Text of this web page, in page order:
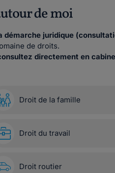
de moi
démarche juridique
de droits.
directement en
Droit de la famille
Droit du travail
Droit routier